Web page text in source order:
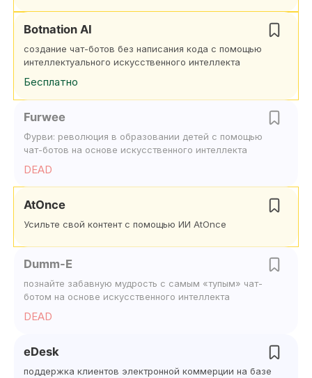
Botnation AI
создание чат-ботов без написания кода с помощью
интеллектуального искусственного интеллекта
Бесплатно
Furwee
Фурви: революция в образовании детей с помощью
чат-ботов на основе искусственного интеллекта
DEAD
AtOnce
Усильте свой контент с помощью ИИ AtOnce
Dumm-E
познайте забавную мудрость с самым «тупым» чат-
ботом на основе искусственного интеллекта
DEAD
eDesk
поддержка клиентов электронной коммерции на базе